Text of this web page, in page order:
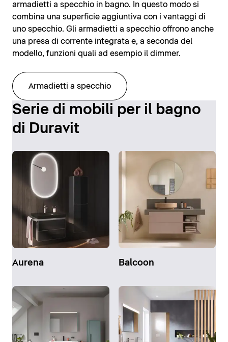
armadietti a specchio in bagno. In questo modo si
combina una superficie aggiuntiva con i vantaggi di
uno specchio. Gli armadietti a specchio offrono anche
una presa di corrente integrata e, a seconda del
modello, funzioni quali ad esempio il dimmer.
Armadietti a specchio
Serie di mobili per il bagno
di Duravit
Aurena Balcoon